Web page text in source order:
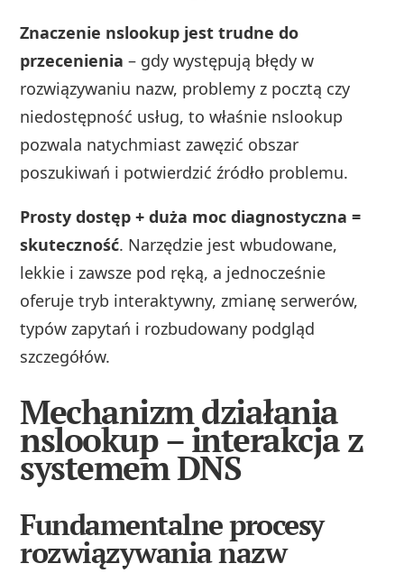
Znaczenie nslookup jest trudne do
przecenienia – gdy występują błędy w
rozwiązywaniu nazw, problemy z pocztą czy
niedostępność usług, to właśnie nslookup
pozwala natychmiast zawęzić obszar
poszukiwań i potwierdzić źródło problemu.
Prosty dostęp + duża moc diagnostyczna =
skuteczność. Narzędzie jest wbudowane,
lekkie i zawsze pod ręką, a jednocześnie
oferuje tryb interaktywny, zmianę serwerów,
typów zapytań i rozbudowany podgląd
szczegółów.
Mechanizm działania
nslookup – interakcja z
systemem DNS
Fundamentalne procesy
rozwiązywania nazw